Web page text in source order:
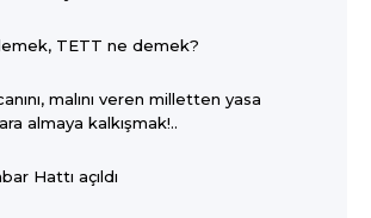
TETT ne demek?
malını veren milletten yasa
almaya kalkışmak!..
Hattı açıldı